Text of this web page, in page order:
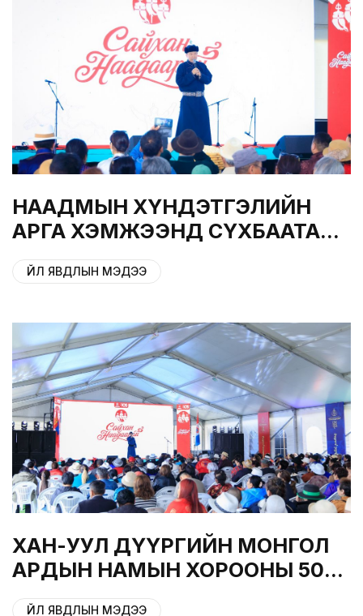
НААДМЫН ХҮНДЭТГЭЛИЙН
АРГА ХЭМЖЭЭНД СҮХБААТАР
ДҮҮРГИЙН ГИШҮҮДЭЭ
ХҮЛЭЭН АВЛАА
ҮЙЛ ЯВДЛЫН МЭДЭЭ
ХАН-УУЛ ДҮҮРГИЙН МОНГОЛ
АРДЫН НАМЫН ХОРООНЫ 500
ГИШҮҮНД ХҮНДЭТГЭЛ
ҮЙЛ ЯВДЛЫН МЭДЭЭ